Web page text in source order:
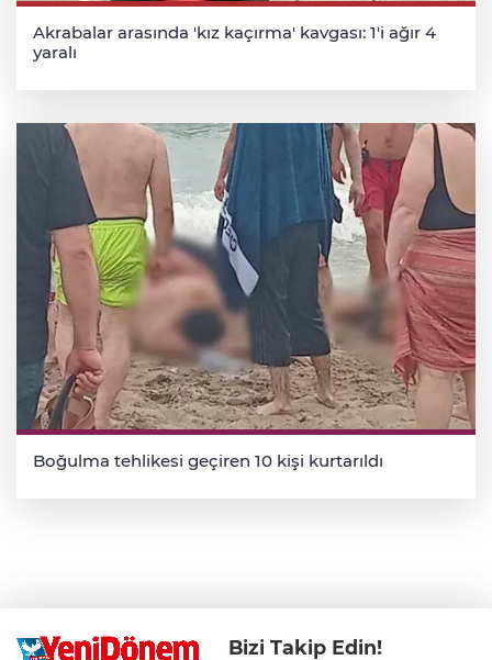
Akrabalar arasında 'kız kaçırma' kavgası: 1'i ağır 4
yaralı
Boğulma tehlikesi geçiren 10 kişi kurtarıldı
Bizi Takip Edin!